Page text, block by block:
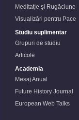
Meditaţie şi Rugăciune
Visualizări pentru Pace
Studiu suplimentar
Grupuri de studiu
Articole
Academia
Mesaj Anual
Future History Journal
European Web Talks